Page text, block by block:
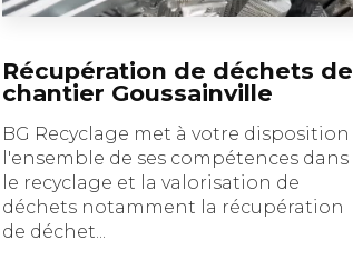
Récupération de déchets de
chantier Goussainville
BG Recyclage met à votre disposition
l'ensemble de ses compétences dans
le recyclage et la valorisation de
déchets notamment la récupération
de déchet...